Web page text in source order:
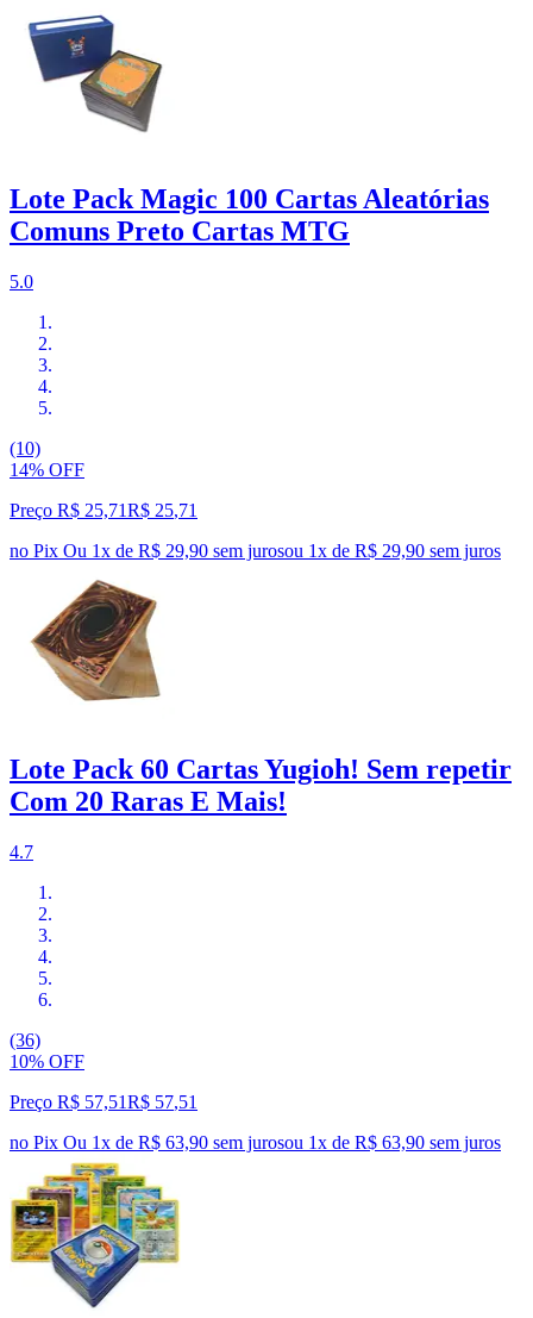
Lote Pack Magic 100 Cartas Aleatórias
Comuns Preto Cartas MTG
5.0
(10)
14% OFF
Preço R$ 25,71R$ 25,71
no Pix Ou 1x de R$ 29,90 sem jurosou 1x de R$ 29,90 sem juros
Lote Pack 60 Cartas Yugioh! Sem repetir
Com 20 Raras E Mais!
4.7
(36)
10% OFF
Preço R$ 57,51R$ 57,51
no Pix Ou 1x de R$ 63,90 sem jurosou 1x de R$ 63,90 sem juros